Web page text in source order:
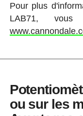
Pour plus
LAB71,
ou sur les